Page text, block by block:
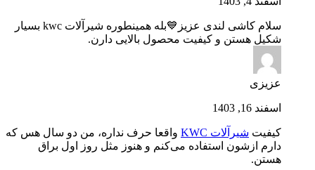
سلام کاشی لندی عزیز💙بله همینطوره شیرآلات kwc بسیار
شکیل هستن و کیفیت محصول بالایی دارن.
عزیزی
اسفند 16, 1403
کیفیت شیرآلات KWC
واقعا حرف نداره، من دو سال هس که
دارم ازشون استفاده می‌کنم و هنوز مثل روز اول براق
هستن.